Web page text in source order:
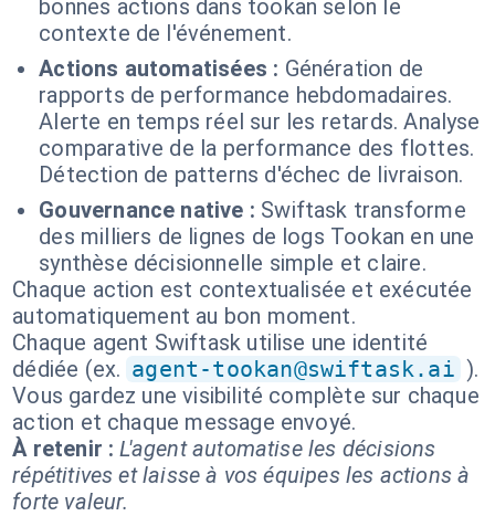
bonnes actions dans tookan selon le
contexte de l'événement.
Actions automatisées : Génération de
rapports de performance hebdomadaires.
Alerte en temps réel sur les retards. Analyse
comparative de la performance des flottes.
Détection de patterns d'échec de livraison.
Gouvernance native : Swiftask transforme
des milliers de lignes de logs Tookan en une
synthèse décisionnelle simple et claire.
Chaque action est contextualisée et exécutée
automatiquement au bon moment.
Chaque agent Swiftask utilise une identité
dédiée (ex. agent-tookan@swiftask.ai ).
Vous gardez une visibilité complète sur chaque
action et chaque message envoyé.
À retenir : L'agent automatise les décisions
répétitives et laisse à vos équipes les actions à
forte valeur.